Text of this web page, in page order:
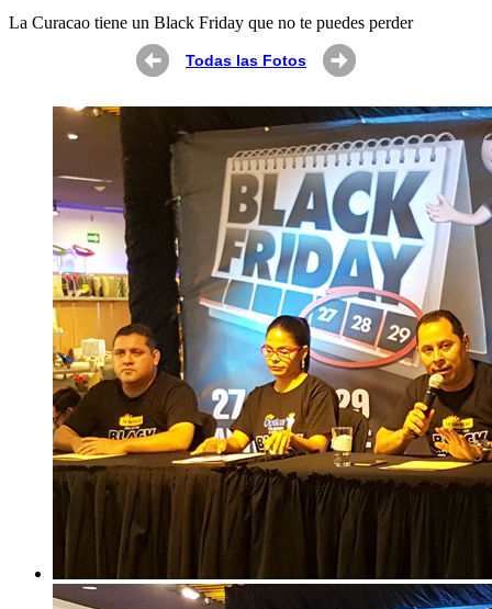
La Curacao tiene un Black Friday que no te puedes perder
Todas las Fotos